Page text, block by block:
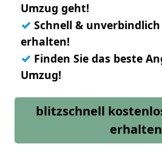
Umzug geht!
✓ Schnell &
erhalten!
✓ Finden Sie das beste
Umzug!
blitzschnell
erhalten